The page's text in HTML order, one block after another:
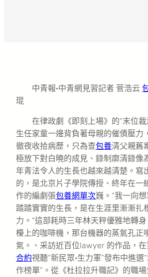
中青報·中青網見習記者 菅浩云
琨
在律政劇《即刻上場》的“末位
生任家童一邊背負著母親的催債壓力
徹夜收拾病歷，只為查包養清父親舊
極放下對白曉的成見、錄制廓清錄像
年青法令人的生長也越來越清楚。寫
的，是北京片子學院傳授、終年在一
作的編劇張包養網單次巍。“我一向
踏踏實實的生長，是在生涯里漸漸扎
力。”這部耗時三年林天秤優雅地轉
檯上的咖啡機，那台機器的蒸氣孔正
氣。、采訪近百位lawyer 的作品，
合約視聽“新民眾·生力軍”發布中進選
作榜單”。從《杜拉拉升職記》的職